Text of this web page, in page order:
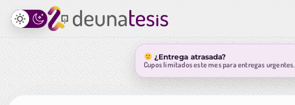
¿Entrega atrasada?
Cupos limitados este mes para entregas urgentes.